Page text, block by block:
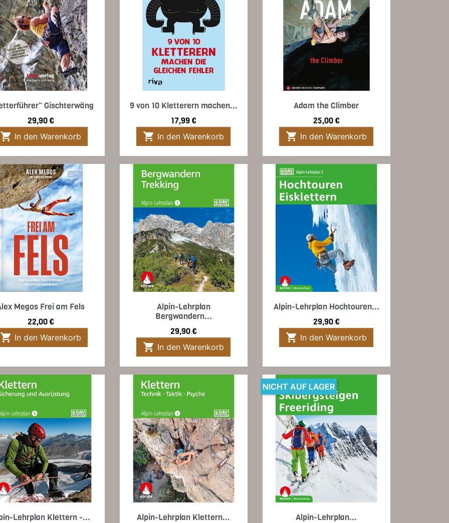
 Vorschau
Gischterwäng
Preis
29,90 €
 In den Warenkorb
 Vorschau
9 von 10 Kletterern machen...
Preis
17,99 €
 In den Warenkorb
Vorschau
Adam the Climber
Preis
25,00 €
 In den Warenkorb
Vorschau
Megos Frei am Fels
Preis
22,00 €
 In den Warenkorb
 Vorschau
Alpin-Lehrplan
Bergwandern...
Preis
29,90 €
 In den Warenkorb
Vorschau
Alpin-Lehrplan Hochtouren...
Preis
29,90 €
 In den Warenkorb
 Vorschau
Lehrplan Klettern -...  Vorschau
Alpin-Lehrplan Klettern...  Vorschau
Alpin-Lehrplan...
NICHT AUF LAGER